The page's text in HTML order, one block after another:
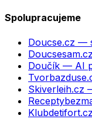
Spolupracujeme
Doucse.cz —
Doucsesam.cz
Doučík — AI
Skiverleih.cz
Klubdetifort.cz